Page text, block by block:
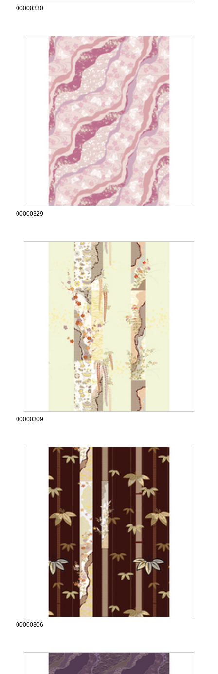
00000330
00000329
00000309
00000306